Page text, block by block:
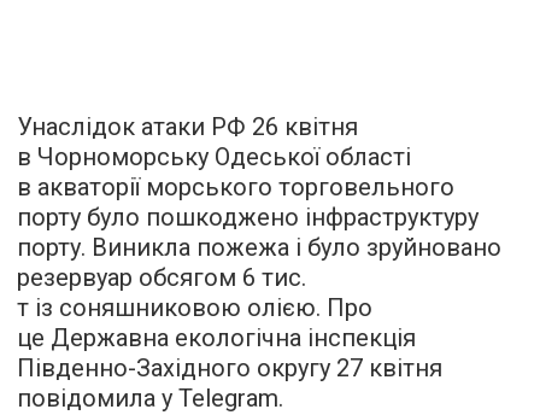
Унаслідок атаки РФ 26 квітня
в Чорноморську Одеської області
в акваторії морського торговельного
порту було пошкоджено інфраструктуру
порту. Виникла пожежа і було зруйновано
резервуар обсягом 6 тис.
т із соняшниковою олією. Про
це Державна екологічна інспекція
Південно-Західного округу 27 квітня
повідомила у Telegram.